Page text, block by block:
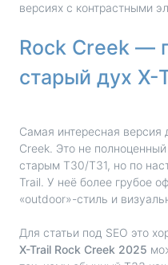
версиях с контрастными
Rock Creek —
старый дух X-
Самая интересная
Creek. Это не
старым T30/T31, но по
Trail. У неё более грубое
«outdoor»-стиль и
Для статьи под SEO это
X-Trail Rock Creek 2025